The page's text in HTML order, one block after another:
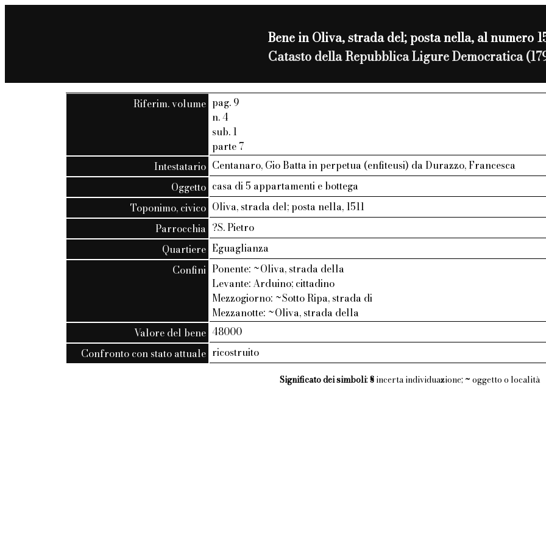
Bene in Oliva, strada del; posta nella, al numero
Catasto della Repubblica Ligure Democratica
Riferim. volume pag. 9
n. 4
sub. 1
parte 7
Intestatario Centanaro, Gio Batta in perpetua (enfiteusi) da Durazzo, Francesca
Oggetto casa di 5 appartamenti e bottega
Toponimo, civico Oliva, strada del; posta nella, 1511
Parrocchia ?S. Pietro
Quartiere Eguaglianza
Confini Ponente: ~Oliva, strada della
Levante: Arduino; cittadino
Mezzogiorno: ~Sotto Ripa, strada di
Mezzanotte: ~Oliva, strada della
Valore del bene 48000
Confronto con stato attuale ricostruito
Significato dei simboli: §incerta individuazione; ~ oggetto o località